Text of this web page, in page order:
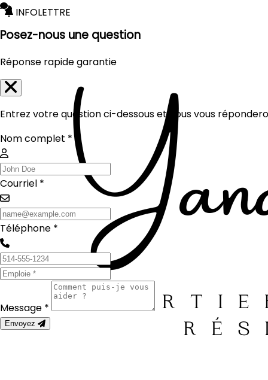
INFOLETTRE
Posez-nous une question
Réponse rapide garantie
Entrez votre question ci-dessous et nous vous
Nom complet *
Courriel *
Téléphone *
Message *
Envoyez